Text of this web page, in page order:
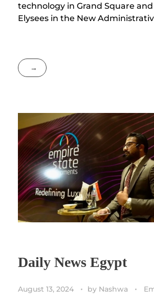
technology in Grand Square
Elysees in the New
Daily News Egypt
August 13, 2024 by Nashwa